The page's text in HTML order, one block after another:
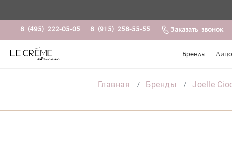
8 (495) 222-05-05 8 (915) 258-55-55 Заказать звонок
Бренды Лицо
Главная Бренды Joelle